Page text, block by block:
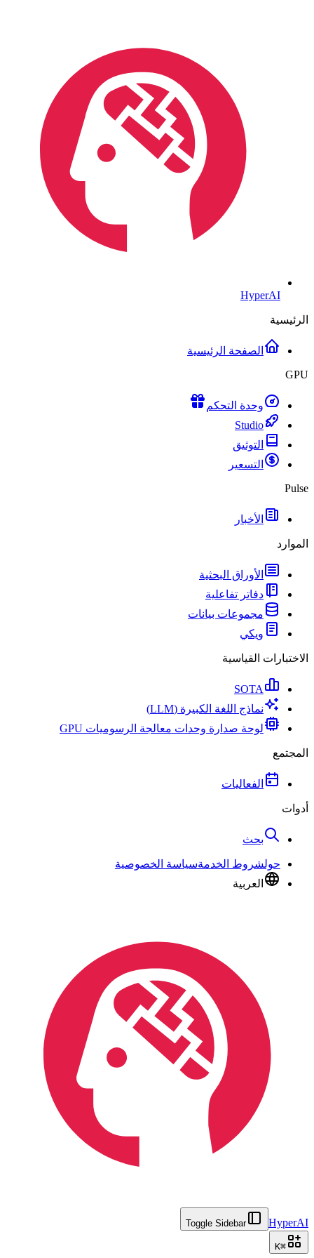
HyperAI
الرئيسية
الصفحة الرئيسية
GPU
وحدة التحكم
Studio
التوثيق
التسعير
Pulse
الأخبار
الموارد
الأوراق البحثية
دفاتر تفاعلية
مجموعات بيانات
ويكي
الاختبارات القياسية
SOTA
نماذج اللغة الكبيرة (LLM)
لوحة صدارة وحدات معالجة الرسوميات GPU
المجتمع
الفعاليات
أدوات
بحث
حولشروط الخدمةسياسة الخصوصية
العربية
HyperAI
Toggle Sidebar
⌘
K